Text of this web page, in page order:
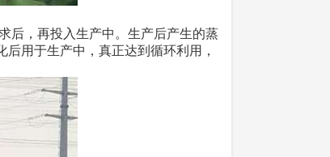
后，再投入生产中。生产后产生的蒸
用于生产中，真正达到循环利用，